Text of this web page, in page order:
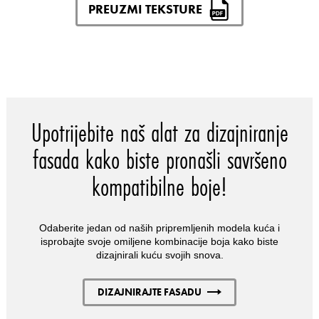
PREUZMI TEKSTURE
Upotrijebite naš alat za dizajniranje
fasada kako biste pronašli savršeno
kompatibilne boje!
Odaberite jedan od naših pripremljenih modela kuća i
isprobajte svoje omiljene kombinacije boja kako biste
dizajnirali kuću svojih snova.
DIZAJNIRAJTE FASADU